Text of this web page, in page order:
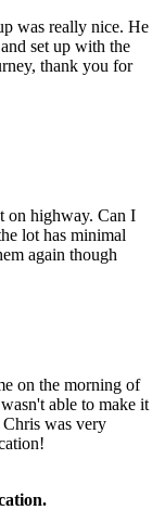
was really nice. He
set up with the
thank you for
on highway. Can I
lot has minimal
again though
on the morning of
able to make it
was very